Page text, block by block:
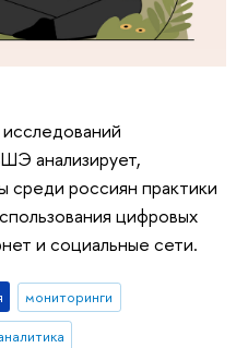
анализирует,
среди россиян практики
цифровых
и социальные сети.
мониторинги